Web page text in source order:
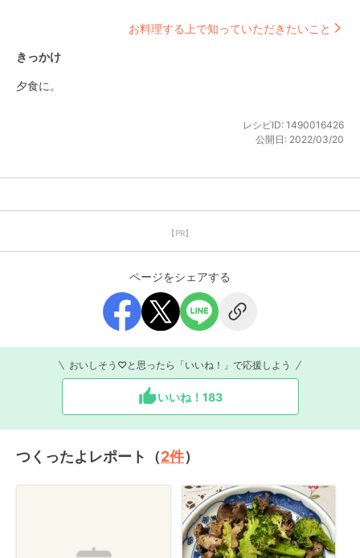
お料理する上で知っていただきたいこと
きっかけ
夕食に。
レシピID: 1490016426
公開日: 2022/03/20
【PR】
ページをシェアする
おいしそう♡と思ったら「いいね！」で応援しよう
いいね！ 183
つくったよレポート（2件）